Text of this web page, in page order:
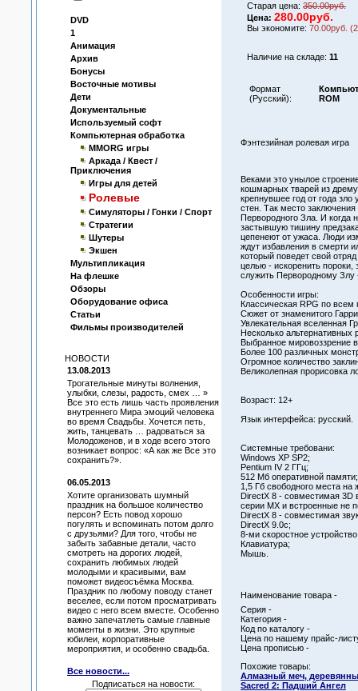
DVD
1
Анимация
Архив
Бонусы
Восточные мотивы
Дети
Документальные
Используемый софт
Компьютерная обработка
MMORG игры
Аркада / Квест /
Приключения
Игры для детей
Ролевые
Симуляторы / Гонки / Спорт
Стратегии
Шутеры
Экшен
Мультипликация
На флешке
Обзоры
Оборудование офиса
Статьи
Фильмы производителей
НОВОСТИ
13.08.2013
Трогательные минуты волнения,
улыбки, слезы, радость, смех … »
Все это есть лишь часть проявления
внутреннего Мира эмоций человека
во время Свадьбы. Хочется петь,
жить, танцевать … радоваться за
Молодоженов, и в ходе всего этого
возникает вопрос: «А как же Все это
сохранить?».
06.05.2013
Хотите организовать шумный
праздник на большое количество
персон? Есть повод хорошо
погулять и вспоминать потом долго
с друзьями? Для того, чтобы не
забыть забавные детали, часто
смотреть на дорогих людей,
сохранить любимых людей
молодыми и красивыми, вам
поможет видеосъёмка Москва.
Праздник по любому поводу станет
веселее, если потом просматривать
видео с него всем вместе. Особенно
важно запечатлеть самые главные
моменты в жизни. Это крупные
юбилеи, корпоративные
мероприятия, и особенно свадьба.
Все новости...
Подписаться на новости:
Старая цена: 350.00руб.
Цена: 280.00руб.
Вы экономите: 70.00руб.
Наличие на складе: 11
Формат
(Русский):
ROM
Фэнтезийная ролевая игра
Веками это унылое
кошмарных тварей из
крепнувшее год от года
стен. Так место
Первородного Зла. И когда
застывшую тишину
цепенеют от ужаса. Люди
ждут избавления в смерти
который поведет свой
целью - искоренить
служить Первородному Злу
Особенности игры:
Классическая RPG по всем
Сюжет от знаменитого Гарри
Увлекательная вселенная
Несколько альтернативных
Выбранное мировоззрение
Более 100 различных
Огромное количество
Великолепная прорисовка
Возраст: 12+
Язык интерфейса: русский.
Системные требовани:
Windows XP SP2;
Pentium IV 2 ГГц;
512 Мб оперативной памяти;
1,5 Гб свободного места на
DirectX 8 - совместимая 3D
серии MX и встроенные не
DirectX 8 - совместимая
DirectX 9.0c;
8-ми скоростное
Клавиатура;
Мышь.
Наименование товара -
Серия -
Категория -
Код по каталогу -
Цена по нашему прайс-
Цена прописью -
Похожие товары:
Алмазный меч,
Sacred 2: Падший Ангел